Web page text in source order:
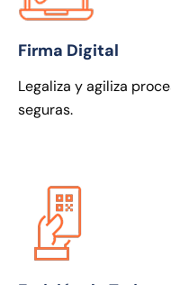
Firma Digital
Legaliza y agiliza
seguras.